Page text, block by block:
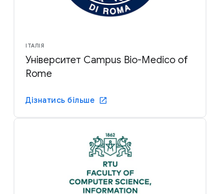
ІТАЛІЯ
Університет Campus Bio-Medico of
Rome
Дізнатись більше